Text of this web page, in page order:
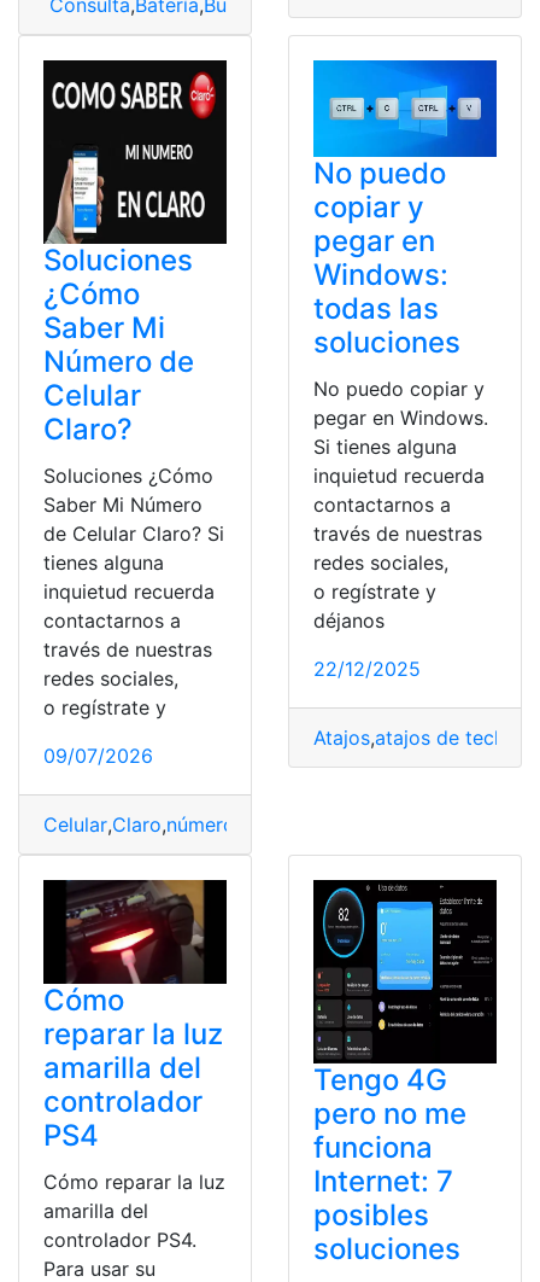
Consulta,Batería,Buscar Chromebooks
Soluciones
¿Cómo
Saber Mi
Número de
Celular
Claro?
Soluciones ¿Cómo
Saber Mi Número
de Celular Claro? Si
tienes alguna
inquietud recuerda
contactarnos a
través de nuestras
redes sociales,
o regístrate y
09/07/2026
Celular,Claro,número
No puedo
copiar y
pegar en
Windows:
todas las
soluciones
No puedo copiar y
pegar en Windows.
Si tienes alguna
inquietud recuerda
contactarnos a
través de nuestras
redes sociales,
o regístrate y
déjanos
22/12/2025
Atajos,atajos de teclado
Cómo
reparar la luz
amarilla del
controlador
PS4
Cómo reparar la luz
amarilla del
controlador PS4.
Para usar su
Tengo 4G
pero no me
funciona
Internet: 7
posibles
soluciones